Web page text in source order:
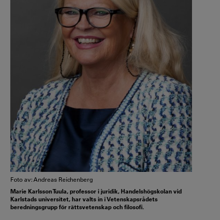
Foto av: Andreas Reichenberg
Marie Karlsson Tuula, professor i juridik, Handelshögskolan vid
Karlstads universitet, har valts in i Vetenskapsrådets
beredningsgrupp för rättsvetenskap och filosofi.